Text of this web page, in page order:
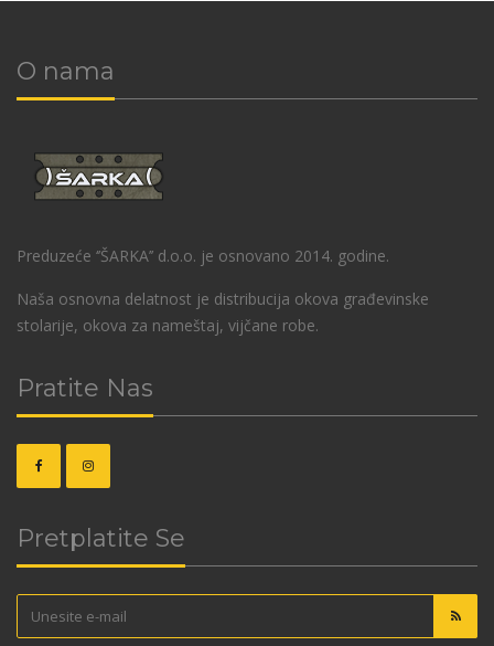
O nama
Preduzeće ‘’ŠARKA’’ d.o.o. je osnovano 2014. godine.
Naša osnovna delatnost je distribucija okova građevinske
stolarije, okova za nameštaj, vijčane robe.
Pratite Nas
Pretplatite Se